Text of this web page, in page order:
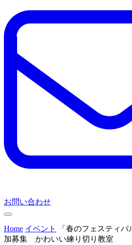
お問い合わせ
Home イベント
「春のフェスティ
加募集 かわいい練り切り教室